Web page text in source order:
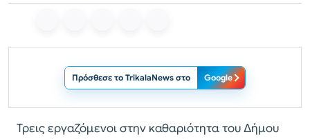
Πρόσθεσε το TrikalaNews στο Google
Τρεις εργαζόμενοι στην καθαριότητα του Δήμου